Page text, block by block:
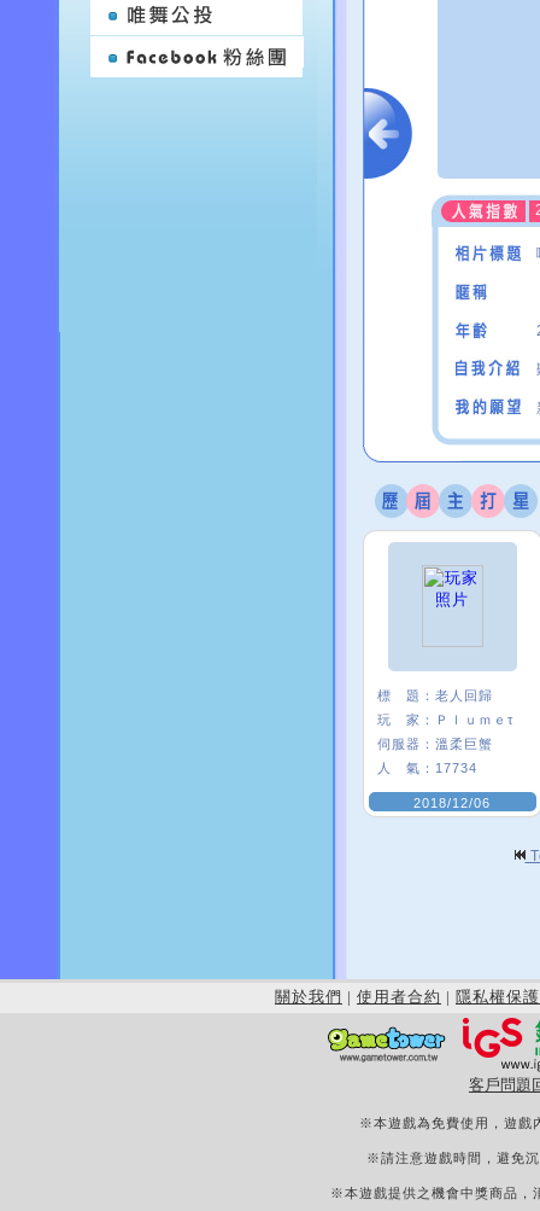
標 題： 老人回歸
玩 家：
Ｐｌｕｍｅτ
伺服器： 溫柔巨蟹
人 氣： 17734
2018/12/06
關於我們 | 使用者合約 | 隱私權保護
客戶問題
※本遊戲為免費使用，遊戲
※請注意遊戲時間，避免
※本遊戲提供之機會中獎商品，